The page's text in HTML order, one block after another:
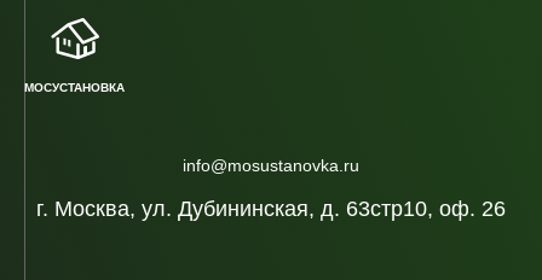
г. Москва, ул. Дубининская, д. 63стр10, оф. 26
info@mosustanovka.ru
МОСУСТАНОВКА